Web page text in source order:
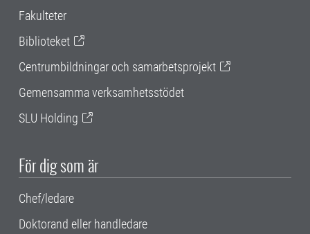
Fakulteter
Biblioteket
Centrumbildningar och samarbetsprojekt
Gemensamma verksamhetsstödet
SLU Holding
För dig som är
Chef/ledare
Doktorand eller handledare